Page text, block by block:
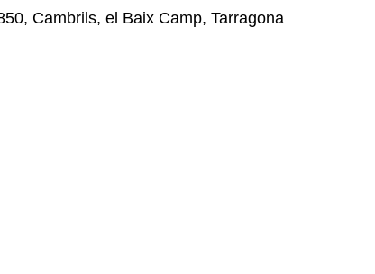
Cambrils, el Baix Camp, Tarragona